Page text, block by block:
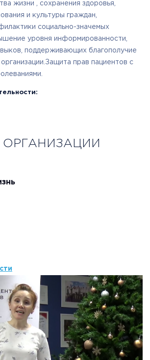
жизни , сохранения здоровья,
и культуры граждан,
социально-значемых
уровня информированности,
поддерживающих благополучие
прав пациентов с
ОРГАНИЗАЦИИ